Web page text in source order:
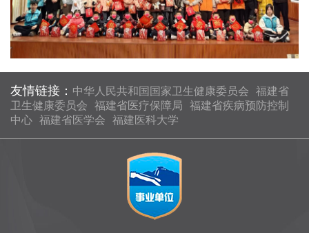
友情链接： 中华人民共和国国家卫生健康委员会
福建省
卫生健康委员会
福建省医疗保障局
福建省疾病预防控制
中心 福建省医学会 福建医科大学